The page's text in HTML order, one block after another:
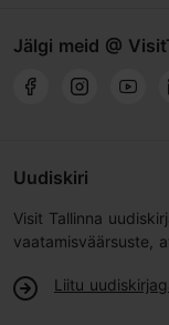
Jälgi meid @
Uudiskiri
Visit Tallinna
vaatamisväärsuste,
Liitu